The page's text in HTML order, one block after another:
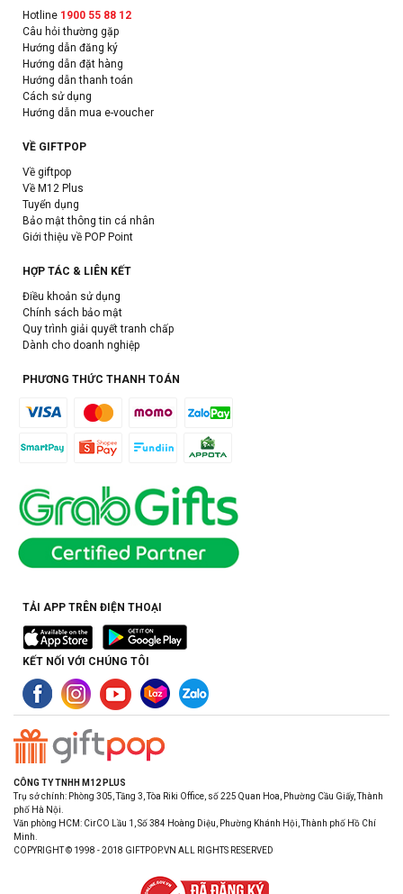
Hotline 1900 55 88 12
Câu hỏi thường gặp
Hướng dẫn đăng ký
Hướng dẫn đặt hàng
Hướng dẫn thanh toán
Cách sử dụng
Hướng dẫn mua e-voucher
VỀ GIFTPOP
Về giftpop
Về M12 Plus
Tuyển dụng
Bảo mật thông tin cá nhân
Giới thiệu về POP Point
HỢP TÁC & LIÊN KẾT
Điều khoản sử dụng
Chính sách bảo mật
Quy trình giải quyết tranh chấp
Dành cho doanh nghiệp
PHƯƠNG THỨC THANH TOÁN
TẢI APP TRÊN ĐIỆN THOẠI
KẾT NỐI VỚI CHÚNG TÔI
CÔNG TY TNHH M12 PLUS
Trụ sở chính: Phòng 305, Tầng 3, Tòa Riki Office, số 225 Quan Hoa, Phường Cầu Giấy, Thành
phố Hà Nội.
Văn phòng HCM: CirCO Lầu 1, Số 384 Hoàng Diệu, Phường Khánh Hội, Thành phố Hồ Chí
Minh.
COPYRIGHT © 1998 - 2018 GIFTPOP.VN ALL RIGHTS RESERVED